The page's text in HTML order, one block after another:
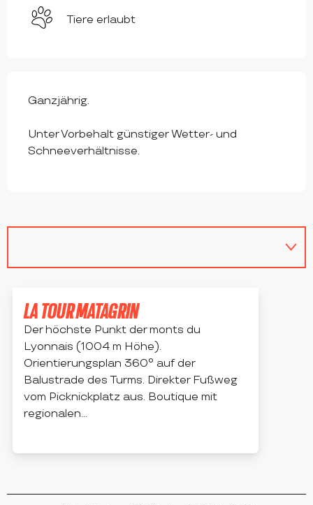
Tiere erlaubt
Ganzjährig.
Unter Vorbehalt günstiger Wetter- und
Schneeverhältnisse.
LA TOUR MATAGRIN
Der höchste Punkt der monts du
Lyonnais (1004 m Höhe).
Orientierungsplan 360° auf der
Balustrade des Turms. Direkter Fußweg
vom Picknickplatz aus. Boutique mit
regionalen...